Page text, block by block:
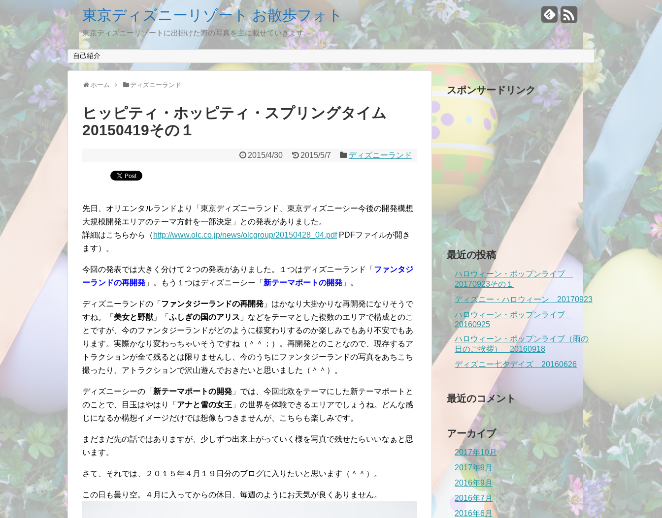
東京ディズニーリゾート お散歩フォト
東京ディズニーリゾートに出掛けた際の写真を主に載せていきます。
自己紹介
ホーム ディズニーランド
ヒッピティ・ホッピティ・スプリングタイム
20150419その１
2015/4/30 2015/5/7 ディズニーランド
先日、オリエンタルランドより「東京ディズニーランド、東京ディズニーシー今後の開発構想
大規模開発エリアのテーマ方針を一部決定」との発表がありました。
詳細はこちらから（ http://www.olc.co.jp/news/olcgroup/20150428_04.pdfPDFファイルが開き
ます）。
今回の発表では大きく分けて２つの発表がありました。１つはディズニーランド「 ファンタジ
ーランドの再開発 」。もう１つはディズニーシー「 新テーマポートの開発 」。
ディズニーランドの「 ファンタジーランドの再開発 」はかなり大掛かりな再開発になりそうで
すね。「 美女と野獣 」「 ふしぎの国のアリス 」などをテーマとした複数のエリアで構成とのこ
とですが、今のファンタジーランドがどのように様変わりするのか楽しみでもあり不安でもあ
ります。実際かなり変わっちゃいそうですね（＾＾；）。再開発とのことなので、現存するア
トラクションが全て残るとは限りませんし、今のうちにファンタジーランドの写真をあちこち
撮ったり、アトラクションで沢山遊んでおきたいと思いました（＾＾）。
ディズニーシーの「 新テーマポートの開発 」では、今回北欧をテーマにした新テーマポートと
のことで、目玉はやはり「 アナと雪の女王 」の世界を体験できるエリアでしょうね。どんな感
じになるか構想イメージだけでは想像もつきませんが、こちらも楽しみです。
まだまだ先の話ではありますが、少しずつ出来上がっていく様を写真で残せたらいいなぁと思
います。
さて、それでは、２０１５年４月１９日分のブログに入りたいと思います（＾＾）。
この日も曇り空。４月に入ってからの休日、毎週のようにお天気が良くありません。
スポンサードリンク
最近の投稿
ハロウィーン・ポップンライブ
20170923その１
ディズニー・ハロウィーン 20170923
ハロウィーン・ポップンライブ
20160925
ハロウィーン・ポップンライブ（雨の
日のご挨拶） 20160918
ディズニー七夕デイズ 20160626
最近のコメント
アーカイブ
2017年10月
2017年9月
2016年9月
2016年7月
2016年6月